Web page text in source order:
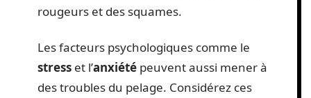
rougeurs et des squames.
Les facteurs psychologiques comme le
stress et l’anxiété peuvent aussi mener à
des troubles du pelage. Considérez ces